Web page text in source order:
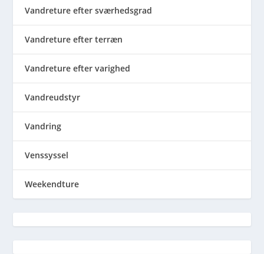
Vandreture efter sværhedsgrad
Vandreture efter terræn
Vandreture efter varighed
Vandreudstyr
Vandring
Venssyssel
Weekendture